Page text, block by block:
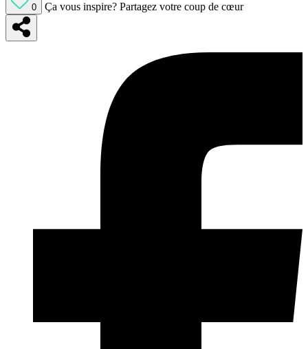
0 Ça vous inspire? Partagez votre coup de cœur